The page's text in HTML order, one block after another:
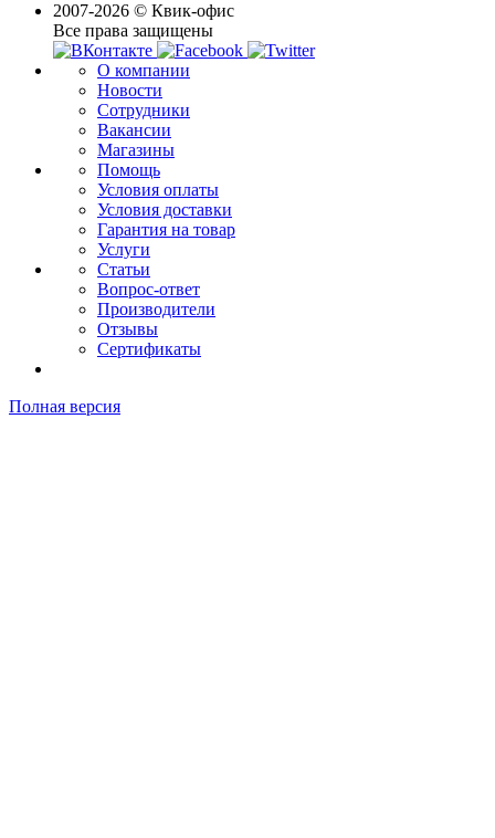
2007-2026 © Квик-офис
Все права защищены
О компании
Новости
Сотрудники
Вакансии
Магазины
Помощь
Условия оплаты
Условия доставки
Гарантия на товар
Услуги
Статьи
Вопрос-ответ
Производители
Отзывы
Сертификаты
Полная версия